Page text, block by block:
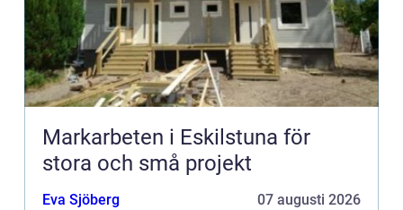
Markarbeten i Eskilstuna för
stora och små projekt
Eva Sjöberg 07 augusti 2026